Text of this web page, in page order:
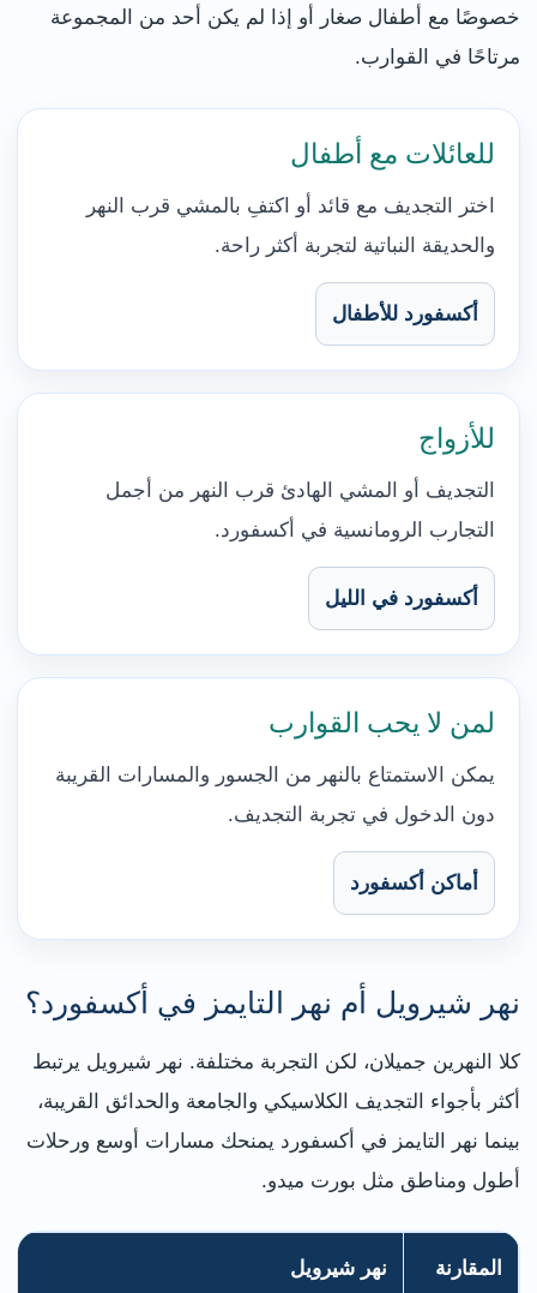
خصوصًا مع أطفال صغار أو إذا لم يكن أحد من المجموعة
مرتاحًا في القوارب.
للعائلات مع أطفال
اختر التجديف مع قائد أو اكتفِ بالمشي قرب النهر
والحديقة النباتية لتجربة أكثر راحة.
أكسفورد للأطفال
للأزواج
التجديف أو المشي الهادئ قرب النهر من أجمل
التجارب الرومانسية في أكسفورد.
أكسفورد في الليل
لمن لا يحب القوارب
يمكن الاستمتاع بالنهر من الجسور والمسارات القريبة
دون الدخول في تجربة التجديف.
أماكن أكسفورد
نهر شيرويل أم نهر التايمز في أكسفورد؟
كلا النهرين جميلان، لكن التجربة مختلفة. نهر شيرويل يرتبط
أكثر بأجواء التجديف الكلاسيكي والجامعة والحدائق القريبة،
بينما نهر التايمز في أكسفورد يمنحك مسارات أوسع ورحلات
أطول ومناطق مثل بورت ميدو.
المقارنة نهر شيرويل